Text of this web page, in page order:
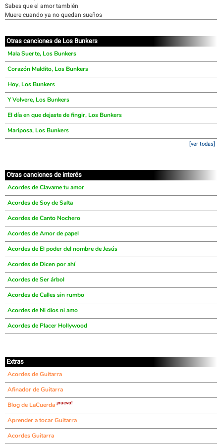
Sabes que el amor también
Muere cuando ya no quedan sueños
Otras canciones de Los Bunkers
Mala Suerte, Los Bunkers
Corazón Maldito, Los Bunkers
Hoy, Los Bunkers
Y Volvere, Los Bunkers
El día en que dejaste de fingir, Los Bunkers
Mariposa, Los Bunkers
[ver todas]
Otras canciones de interés
Acordes de Clavame tu amor
Acordes de Soy de Salta
Acordes de Canto Nochero
Acordes de Amor de papel
Acordes de El poder del nombre de Jesús
Acordes de Dicen por ahí
Acordes de Ser árbol
Acordes de Calles sin rumbo
Acordes de Ni dios ni amo
Acordes de Placer Hollywood
Extras
Acordes de Guitarra
Afinador de Guitarra
Blog de LaCuerda ¡nuevo!
Aprender a tocar Guitarra
Acordes Guitarra